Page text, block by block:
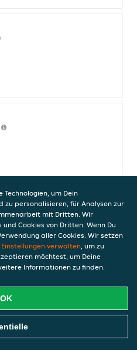
Stück)
und Avocado
Bestellen
um Dein
zu personalisieren, für Analysen zur
mit Dritten. Wir
Cookies von Dritten. Wenn Du
aller Cookies. Wir setzen
Einstellungen verwalten, um zu
möchtest, um Deine
Informationen zu finden.
OK